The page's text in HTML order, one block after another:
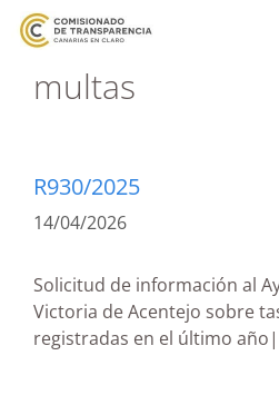
multas
R930/2025
14/04/2026
Solicitud de información al
Victoria de Acentejo sobre
registradas en el último